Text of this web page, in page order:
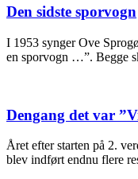
Den sidste sporvogn
I 1953 synger Ove
en sporvogn …”. Begge
Dengang det var
Året efter starten på 2.
blev indført endnu flere